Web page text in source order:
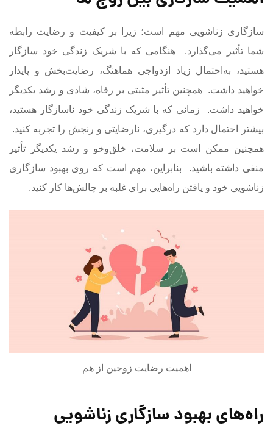
سازگاری زناشویی مهم است؛ زیرا بر کیفیت و رضایت رابطه
شما تأثیر می‌گذارد. هنگامی که با شریک زندگی خود سازگار
هستید، به‌احتمال زیاد ازدواجی هماهنگ، رضایت‌بخش و پایدار
خواهید داشت. همچنین تأثیر مثبتی بر رفاه، شادی و رشد یکدیگر
خواهید داشت. زمانی که با شریک زندگی خود ناسازگار هستید،
بیشتر احتمال دارد که درگیری، نارضایتی و رنجش را تجربه کنید.
همچنین ممکن است بر سلامت، خلق‌وخو و رشد یکدیگر تأثیر
منفی داشته باشید. بنابراین، مهم است که روی بهبود سازگاری
زناشویی خود و یافتن راه‌هایی برای غلبه بر چالش‌ها کار کنید.
اهمیت رضایت زوجین از هم
راه‌های بهبود سازگاری زناشویی